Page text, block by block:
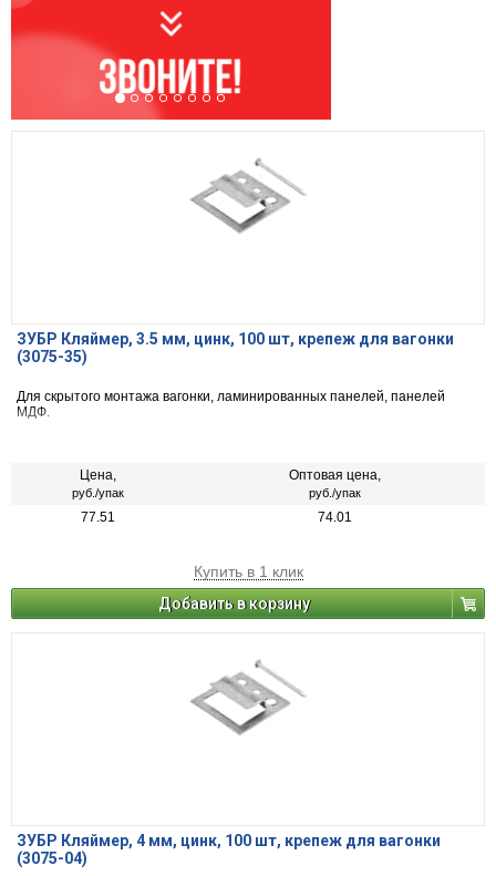
ЗУБР Кляймер, 3.5 мм, цинк, 100 шт, крепеж для вагонки
(3075-35)
Для скрытого монтажа вагонки, ламинированных панелей, панелей
МДФ.
Цена,
руб./упак
Оптовая цена,
руб./упак
77.51 74.01
Купить в 1 клик
Добавить в корзину
ЗУБР Кляймер, 4 мм, цинк, 100 шт, крепеж для вагонки
(3075-04)